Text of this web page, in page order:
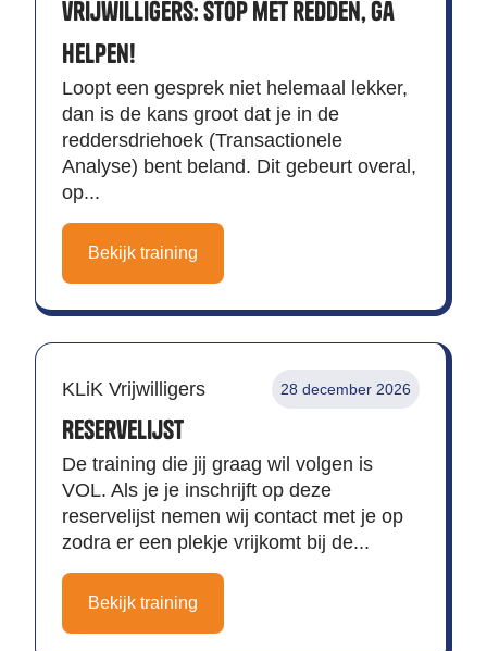
vrijwilligers: Stop met redden, ga
helpen!
Loopt een gesprek niet helemaal lekker,
dan is de kans groot dat je in de
reddersdriehoek (Transactionele
Analyse) bent beland. Dit gebeurt overal,
op...
Bekijk training
KLiK Vrijwilligers 28 december 2026
Reservelijst
De training die jij graag wil volgen is
VOL. Als je je inschrijft op deze
reservelijst nemen wij contact met je op
zodra er een plekje vrijkomt bij de...
Bekijk training